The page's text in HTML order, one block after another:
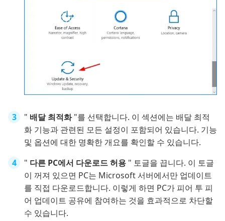
" 배달 최적화"를 선택합니다. 이 섹션에는 배달 최적
화 기능과 관련된 모든 설정이 포함되어 있습니다. 기능
및 옵션에 대한 명확한 개요를 확인할 수 있습니다.
" 다른 PC에서 다운로드 허용 " 토글을 끕니다. 이 토글
이 꺼져 있으면 PC는 Microsoft 서버에서만 업데이트
를 직접 다운로드합니다. 이렇게 하면 PC가 피어 투 피
어 업데이트 공유에 참여하는 것을 효과적으로 차단할
수 있습니다.